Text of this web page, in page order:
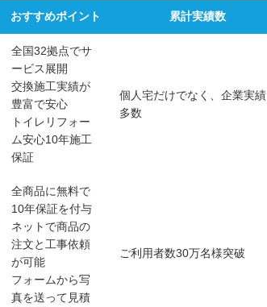
おすすめポイント 累計実績数
全国32拠点でサ
ービス展開
交換施工実績が
豊富で安心
トイレリフォー
ム安心10年施工
保証
個人宅だけでなく、企業実績
多数
全商品に無料で
10年保証を付与
ネットで商品の
注文と工事依頼
が可能
フォームから写
真を送って見積
ご利用者数30万名様突破